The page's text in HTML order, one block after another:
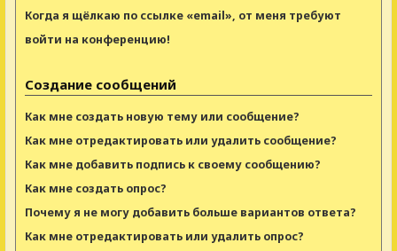
Когда я щёлкаю по ссылке «email», от меня требуют
войти на конференцию!
Создание сообщений
Как мне создать новую тему или сообщение?
Как мне отредактировать или удалить сообщение?
Как мне добавить подпись к своему сообщению?
Как мне создать опрос?
Почему я не могу добавить больше вариантов ответа?
Как мне отредактировать или удалить опрос?